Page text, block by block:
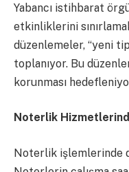
Yabancı istihbarat
etkinliklerini
düzenlemeler, “yeni
toplanıyor. Bu
korunması
Noterlik
Noterlik işlemlerinde